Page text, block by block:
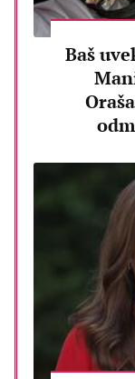
Baš